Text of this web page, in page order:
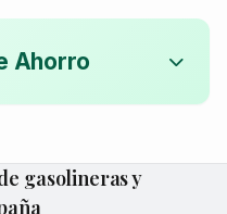
Ahorro
gasolineras y